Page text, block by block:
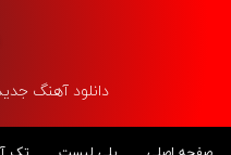
دانلود آهنگ جدید 1404 در ملودی